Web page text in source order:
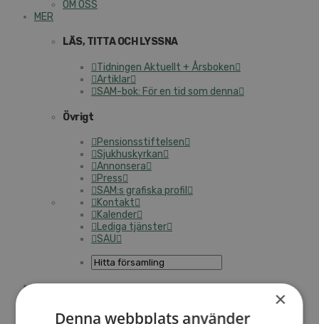
OM OSS
MER
LÄS, TITTA OCH LYSSNA
Tidningen Aktuellt + Årsboken
Artiklar
SAM-bok: För en tid som denna
Övrigt
Pensionsstiftelsen
Sjukhuskyrkan
Annonsera
Press
SAM:s grafiska profil
Kontakt
Kalender
Lediga tjänster
SAU
×
Denna webbplats använder